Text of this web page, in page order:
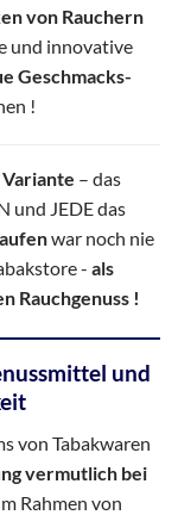
von Rauchern
und innovative
Geschmacks-
!
– das
und JEDE das
war noch nie
- als
Rauchgenuss !
und
von Tabakwaren
vermutlich bei
Rahmen von